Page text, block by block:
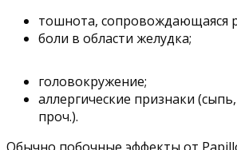
тошнота, сопровождающаяся
боли в области желудка;
головокружение;
аллергические признаки
проч.).